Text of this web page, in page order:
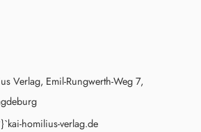
Verlag, Emil-Rungwerth-Weg 7,
homilius-verlag.de